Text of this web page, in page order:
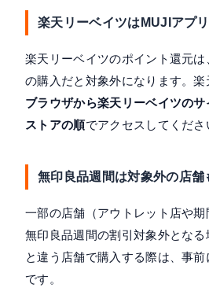
楽天リーベイツはMUJIアプ
楽天リーベイツのポイント還元
の購入だと対象外になります。
ブラウザから楽天リーベイツの
ストアの順でアクセスしてくださ
無印良品週間は対象外の店舗
一部の店舗（アウトレット店や期
無印良品週間の割引対象外とな
と違う店舗で購入する際は、事
です。